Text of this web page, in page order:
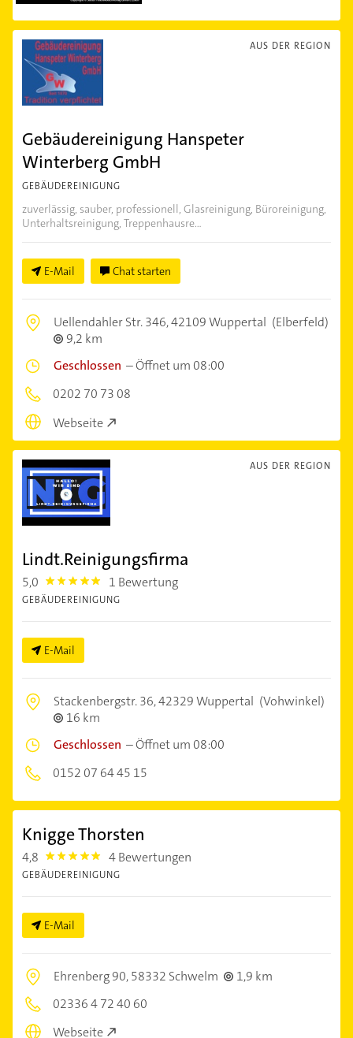
AUS DER REGION
Gebäudereinigung Hanspeter
Winterberg GmbH
GEBÄUDEREINIGUNG
zuverlässig, sauber, professionell, Glasreinigung, Büroreinigung,
Unterhaltsreinigung, Treppenhausre...
E-Mail Chat starten
Uellendahler Str. 346,42109 Wuppertal (Elberfeld)
9,2 km
Geschlossen –Öffnet um 08:00
0202 70 73 08
Webseite
AUS DER REGION
Lindt.Reinigungsfirma
5,0 5.0 1 Bewertung
GEBÄUDEREINIGUNG
E-Mail
Stackenbergstr. 36,42329 Wuppertal (Vohwinkel)
16 km
Geschlossen –Öffnet um 08:00
0152 07 64 45 15
Knigge Thorsten
4,8 4.8 4 Bewertungen
GEBÄUDEREINIGUNG
E-Mail
Ehrenberg 90,58332 Schwelm
1,9 km
02336 4 72 40 60
Webseite